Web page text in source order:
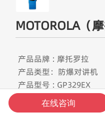
MOTOROLA（
产品品牌 : 摩托罗拉
产品类型：防爆对讲机
产品型号 : GP329EX
产品频段：UHF频道
频率范围 : 403-527MHz
在线咨询